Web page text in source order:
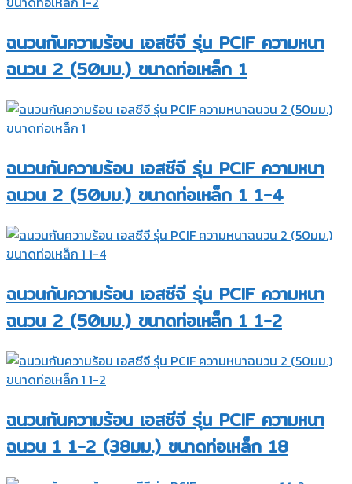
ฉนวนกันความร้อน เอสซีจี รุ่น PCIF ความหนา
ฉนวน 2 (50มม.) ขนาดท่อเหล็ก 1
ฉนวนกันความร้อน เอสซีจี รุ่น PCIF ความหนา
ฉนวน 2 (50มม.) ขนาดท่อเหล็ก 1 1-4
ฉนวนกันความร้อน เอสซีจี รุ่น PCIF ความหนา
ฉนวน 2 (50มม.) ขนาดท่อเหล็ก 1 1-2
ฉนวนกันความร้อน เอสซีจี รุ่น PCIF ความหนา
ฉนวน 1 1-2 (38มม.) ขนาดท่อเหล็ก 18